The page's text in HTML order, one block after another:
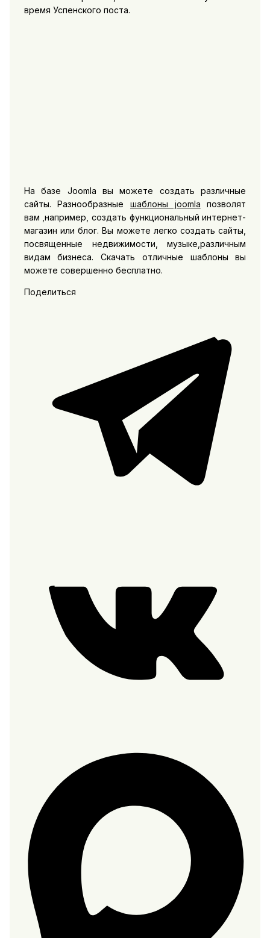
время Успенского поста.
На базе Joomla вы можете создать различные
сайты. Разнообразные шаблоны joomla позволят
вам ,например, создать функциональный интернет-
магазин или блог. Вы можете легко создать сайты,
посвященные недвижимости, музыке,различным
видам бизнеса. Скачать отличные шаблоны вы
можете совершенно бесплатно.
Поделиться